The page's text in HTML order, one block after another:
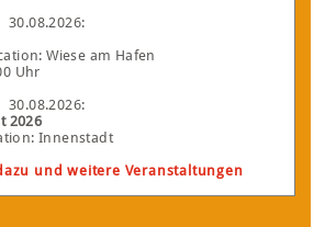
30.08.2026:
Wiese am Hafen
Uhr
30.08.2026:
2026
Innenstadt
und weitere Veranstaltungen